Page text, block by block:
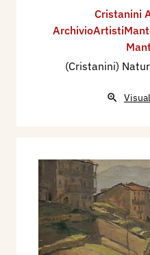
Cristanini
(Cristanini)